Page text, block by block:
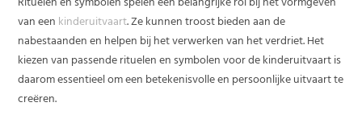
van eenkinderuitvaart. Ze kunnen troost bieden aan de
nabestaanden en helpen bij het verwerken van het verdriet. Het
kiezen van passende rituelen en symbolen voor de kinderuitvaart is
daarom essentieel om een betekenisvolle en persoonlijke uitvaart te
creëren.